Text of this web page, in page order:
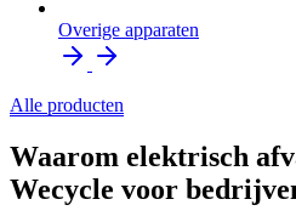
Overige apparaten
Alle producten
Waarom elektrisch
Wecycle voor